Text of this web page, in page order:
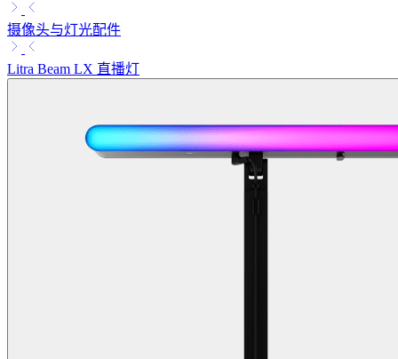
摄像头与灯光配件
Litra Beam LX 直播灯